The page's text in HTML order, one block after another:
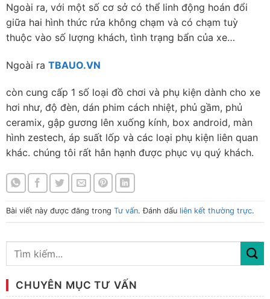
Ngoài ra, với một số cơ sở có thể linh động hoán đổi
giữa hai hình thức rửa không chạm và có chạm tuỳ
thuộc vào số lượng khách, tình trạng bẩn của xe…
Ngoài ra TBAUO.VN
còn cung cấp 1 số loại đồ chơi và phụ kiện dành cho xe
hơi như, độ đèn, dán phim cách nhiệt, phủ gầm, phủ
ceramix, gập gương lên xuống kính, box android, màn
hình zestech, áp suất lốp và các loại phụ kiện liên quan
khác. chúng tôi rất hân hạnh được phục vụ quý khách.
Bài viết này được đăng trong Tư vấn. Đánh dấu liên kết thường trực.
CHUYÊN MỤC TƯ VẤN